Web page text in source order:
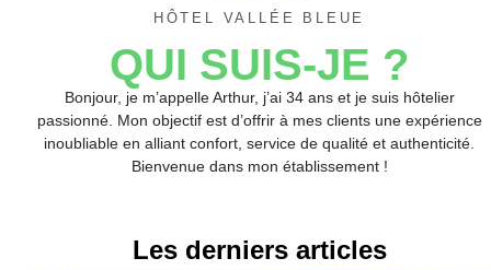
HÔTEL VALLÉE BLEUE
QUI SUIS-JE ?
Bonjour, je m’appelle Arthur, j’ai 34 ans et je suis hôtelier
passionné. Mon objectif est d’offrir à mes clients une expérience
inoubliable en alliant confort, service de qualité et authenticité.
Bienvenue dans mon établissement !
Les derniers articles